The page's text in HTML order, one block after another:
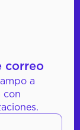
correo
a
con